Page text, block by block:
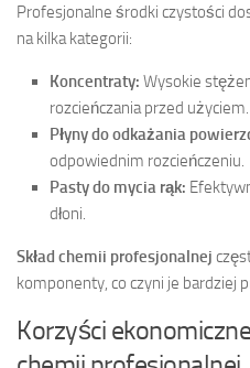
Profesjonalne środki czystości
na kilka kategorii:
Koncentraty: Wysokie
rozcieńczania przed użyciem.
Płyny do odkażania
odpowiednim rozcieńczeniu.
Pasty do mycia rąk:
dłoni.
Skład chemii profesjonalnej
komponenty, co czyni je bardziej
Korzyści